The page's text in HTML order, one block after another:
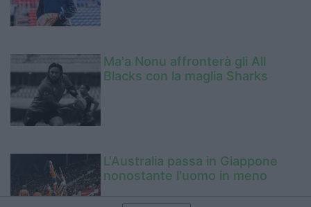
Ma'a Nonu affronterà gli All
Blacks con la maglia Sharks
L'Australia passa in Giappone
nonostante l'uomo in meno